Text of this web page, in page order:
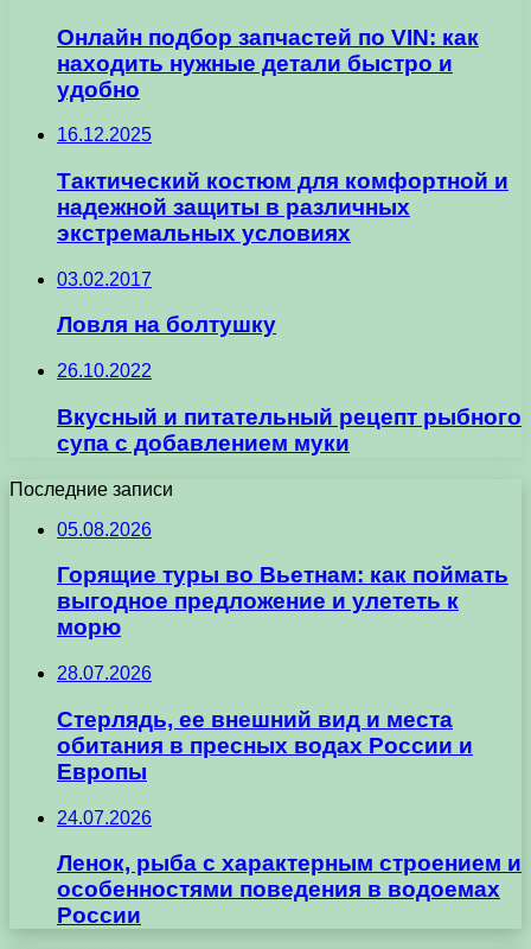
Онлайн подбор запчастей по VIN: как
находить нужные детали быстро и
удобно
16.12.2025
Тактический костюм для комфортной и
надежной защиты в различных
экстремальных условиях
03.02.2017
Ловля на болтушку
26.10.2022
Вкусный и питательный рецепт рыбного
супа с добавлением муки
Последние записи
05.08.2026
Горящие туры во Вьетнам: как поймать
выгодное предложение и улететь к
морю
28.07.2026
Стерлядь, ее внешний вид и места
обитания в пресных водах России и
Европы
24.07.2026
Ленок, рыба с характерным строением и
особенностями поведения в водоемах
России